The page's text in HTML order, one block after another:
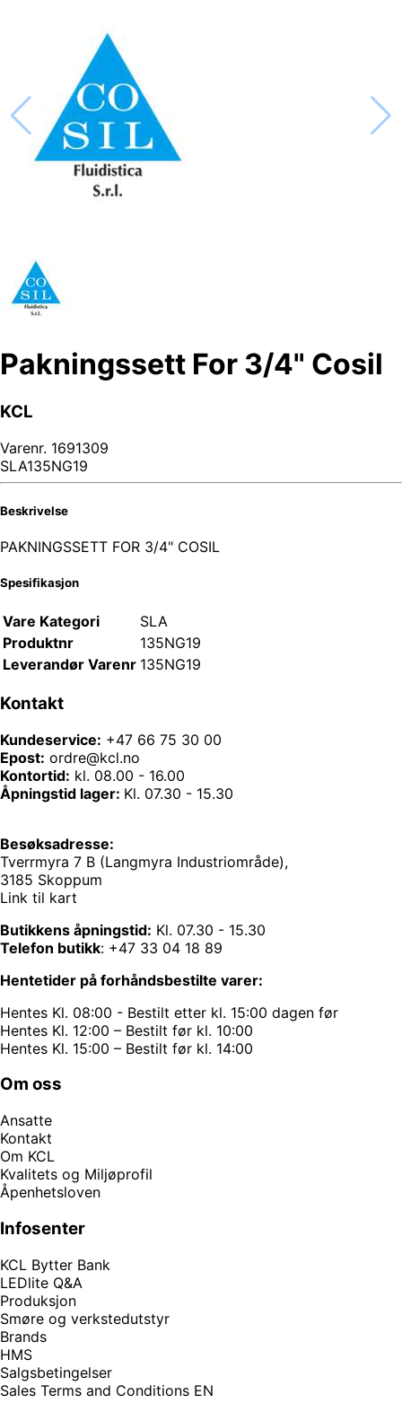
Pakningssett For 3/4" Cosil
KCL
Varenr. 1691309
SLA135NG19
Beskrivelse
PAKNINGSSETT FOR 3/4" COSIL
Spesifikasjon
Vare Kategori
SLA
Produktnr
135NG19
Leverandør Varenr 135NG19
Kontakt
Kundeservice: +47 66 75 30 00
Epost: ordre@kcl.no
Kontortid: kl. 08.00 - 16.00
Åpningstid lager: Kl. 07.30 - 15.30
Besøksadresse:
Tverrmyra 7 B (Langmyra Industriområde),
3185 Skoppum
Link til kart
Butikkens åpningstid: Kl. 07.30 - 15.30
Telefon butikk: +47 33 04 18 89
Hentetider på forhåndsbestilte varer:
Hentes Kl. 08:00 - Bestilt etter kl. 15:00 dagen før
Hentes Kl. 12:00 – Bestilt før kl. 10:00
Hentes Kl. 15:00 – Bestilt før kl. 14:00
Om oss
Ansatte
Kontakt
Om KCL
Kvalitets og Miljøprofil
Åpenhetsloven
Infosenter
KCL Bytter Bank
LEDlite Q&A
Produksjon
Smøre og verkstedutstyr
Brands
HMS
Salgsbetingelser
Sales Terms and Conditions EN